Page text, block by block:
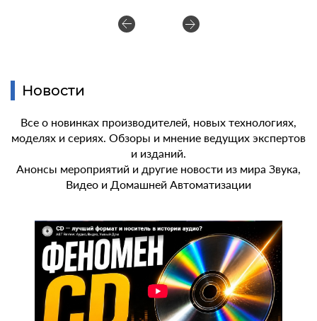
Новости
Все о новинках производителей, новых технологиях,
моделях и сериях. Обзоры и мнение ведущих экспертов
и изданий.
Анонсы мероприятий и другие новости из мира Звука,
Видео и Домашней Автоматизации